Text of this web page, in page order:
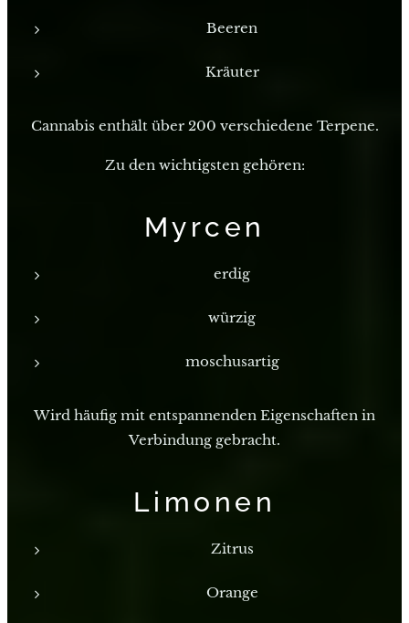
Beeren
Kräuter
Cannabis enthält über 200 verschiedene Terpene.
Zu den wichtigsten gehören:
Myrcen
erdig
würzig
moschusartig
Wird häufig mit entspannenden Eigenschaften in
Verbindung gebracht.
Limonen
Zitrus
Orange